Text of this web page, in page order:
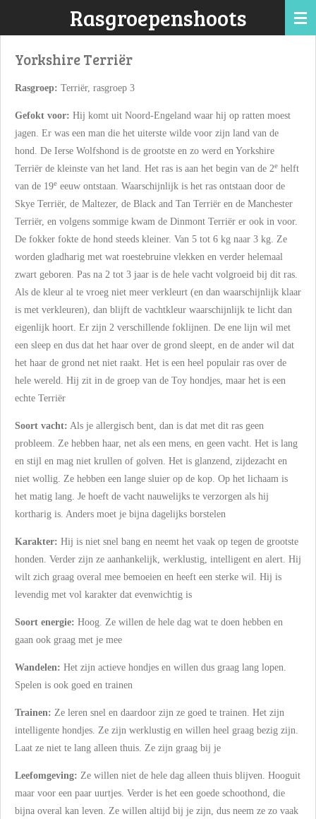
de
hoofdinhoud
Rasgroepenshoots
Yorkshire Terriër
Rasgroep: Terriër, rasgroep 3
Gefokt voor: Hij komt uit Noord-Engeland waar hij op ratten moest
jagen. Er was een man die het uiterste wilde voor zijn land van de
hond. De Ierse Wolfshond is de grootste en zo werd en Yorkshire
Terriër de kleinste van het land. Het ras is aan het begin van de 2e helft
van de 19e eeuw ontstaan. Waarschijnlijk is het ras ontstaan door de
Skye Terriër, de Maltezer, de Black and Tan Terriër en de Manchester
Terriër, en volgens sommige kwam de Dinmont Terriër er ook in voor.
De fokker fokte de hond steeds kleiner. Van 5 tot 6 kg naar 3 kg. Ze
worden gladharig met wat roestebruine vlekken en verder helemaal
zwart geboren. Pas na 2 tot 3 jaar is de hele vacht volgroeid bij dit ras.
Als de kleur al te vroeg niet meer verkleurt (en dan waarschijnlijk klaar
is met verkleuren), dan blijft de vachtkleur waarschijnlijk te licht dan
eigenlijk hoort. Er zijn 2 verschillende foklijnen. De ene lijn wil met
een sleep en dus dat het haar over de grond sleept, en de ander wil dat
het haar de grond net niet raakt. Het is een heel populair ras over de
hele wereld. Hij zit in de groep van de Toy hondjes, maar het is een
echte Terriër
Soort vacht: Als je allergisch bent, dan is dat met dit ras geen
probleem. Ze hebben haar, net als een mens, en geen vacht. Het is lang
en stijl en mag niet krullen of golven. Het is glanzend, zijdezacht en
niet wollig. Ze hebben een lange sluier op de kop. Op het lichaam is
het matig lang. Je hoeft de vacht nauwelijks te verzorgen als hij
kortharig is. Anders moet je bijna dagelijks borstelen
Karakter: Hij is niet snel bang en neemt het vaak op tegen de grootste
honden. Verder zijn ze aanhankelijk, werklustig, intelligent en alert. Hij
wilt zich graag overal mee bemoeien en heeft een sterke wil. Hij is
levendig met vol karakter dat evenwichtig is
Soort energie: Hoog. Ze willen de hele dag wat te doen hebben en
gaan ook graag met je mee
Wandelen: Het zijn actieve hondjes en willen dus graag lang lopen.
Spelen is ook goed en trainen
Trainen: Ze leren snel en daardoor zijn ze goed te trainen. Het zijn
intelligente hondjes. Ze zijn werklustig en willen heel graag bezig zijn.
Laat ze niet te lang alleen thuis. Ze zijn graag bij je
Leefomgeving: Ze willen niet de hele dag alleen thuis blijven. Hooguit
maar voor een paar uurtjes. Verder is het een goede schoothond, die
bijna overal kan leven. Ze willen altijd bij je zijn, dus neem ze zo vaak